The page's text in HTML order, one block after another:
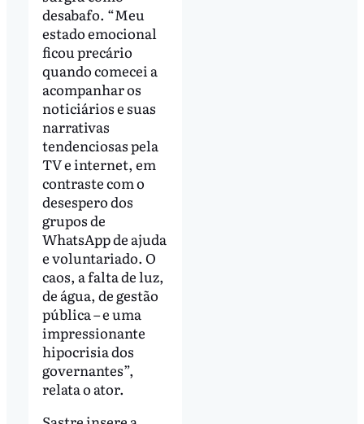
desabafo. “Meu
estado emocional
ficou precário
quando comecei a
acompanhar os
noticiários e suas
narrativas
tendenciosas pela
TV e internet, em
contraste com o
desespero dos
grupos de
WhatsApp de ajuda
e voluntariado. O
caos, a falta de luz,
de água, de gestão
pública – e uma
impressionante
hipocrisia dos
governantes”,
relata o ator.